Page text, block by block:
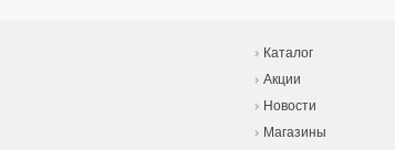
Каталог
Акции
Новости
Магазины